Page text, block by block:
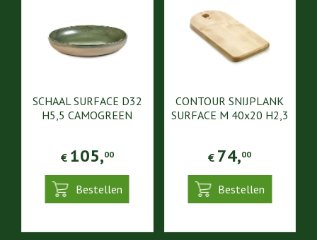
SCHAAL SURFACE D32
H5,5 CAMOGREEN
€ 105,00
Bestellen
CONTOUR SNIJPLANK
SURFACE M 40x20 H2,3
€ 74,00
Bestellen